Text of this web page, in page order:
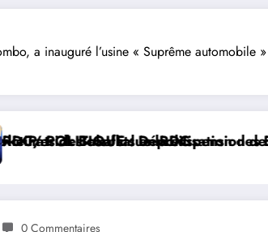
a inauguré l’usine « Suprême
sur l’économie numérique
des entreprises publiques bientôt
: Le Gouvernement transforme
0 Commentaires